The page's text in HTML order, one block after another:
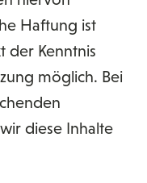
Haftung ist
der Kenntnis
möglich. Bei
diese Inhalte